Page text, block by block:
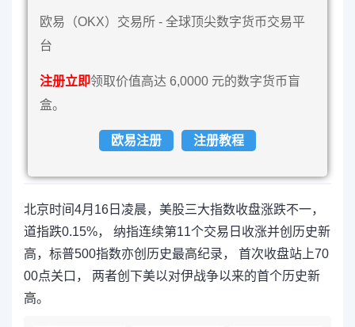
欧易（OKX）交易所 - 全球顶尖数字货币交易平
台
注册立即领取价值高达 6,0000 元的数字货币盲
盒。
欧易注册 注册教程
北京时间4月16日凌晨，美股三大指数收盘涨跌不一，
道指跌0.15%， 纳指连续第11个交易日收涨并创历史新
高，标普500指数亦创历史最高纪录， 首次收盘站上70
00点关口， 两者创下美以对伊战争以来的首个历史新
高。